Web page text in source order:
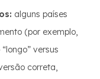
alguns países
(por exemplo,
versus
correta,